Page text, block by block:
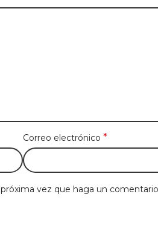
Correo electrónico *
vez que haga un